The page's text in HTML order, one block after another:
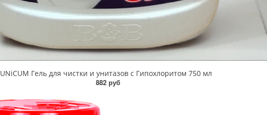
UNiCUM Гель для чистки и унитазов с Гипохлоритом 750 мл
882 руб